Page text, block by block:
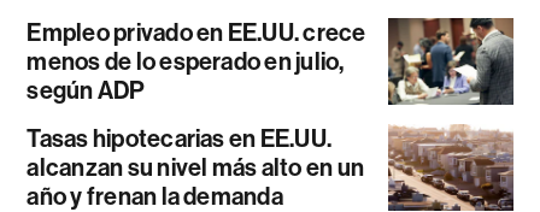
Empleo privado en EE.UU. crece
menos de lo esperado en julio,
según ADP
Tasas hipotecarias en EE.UU.
alcanzan su nivel más alto en un
año y frenan la demanda